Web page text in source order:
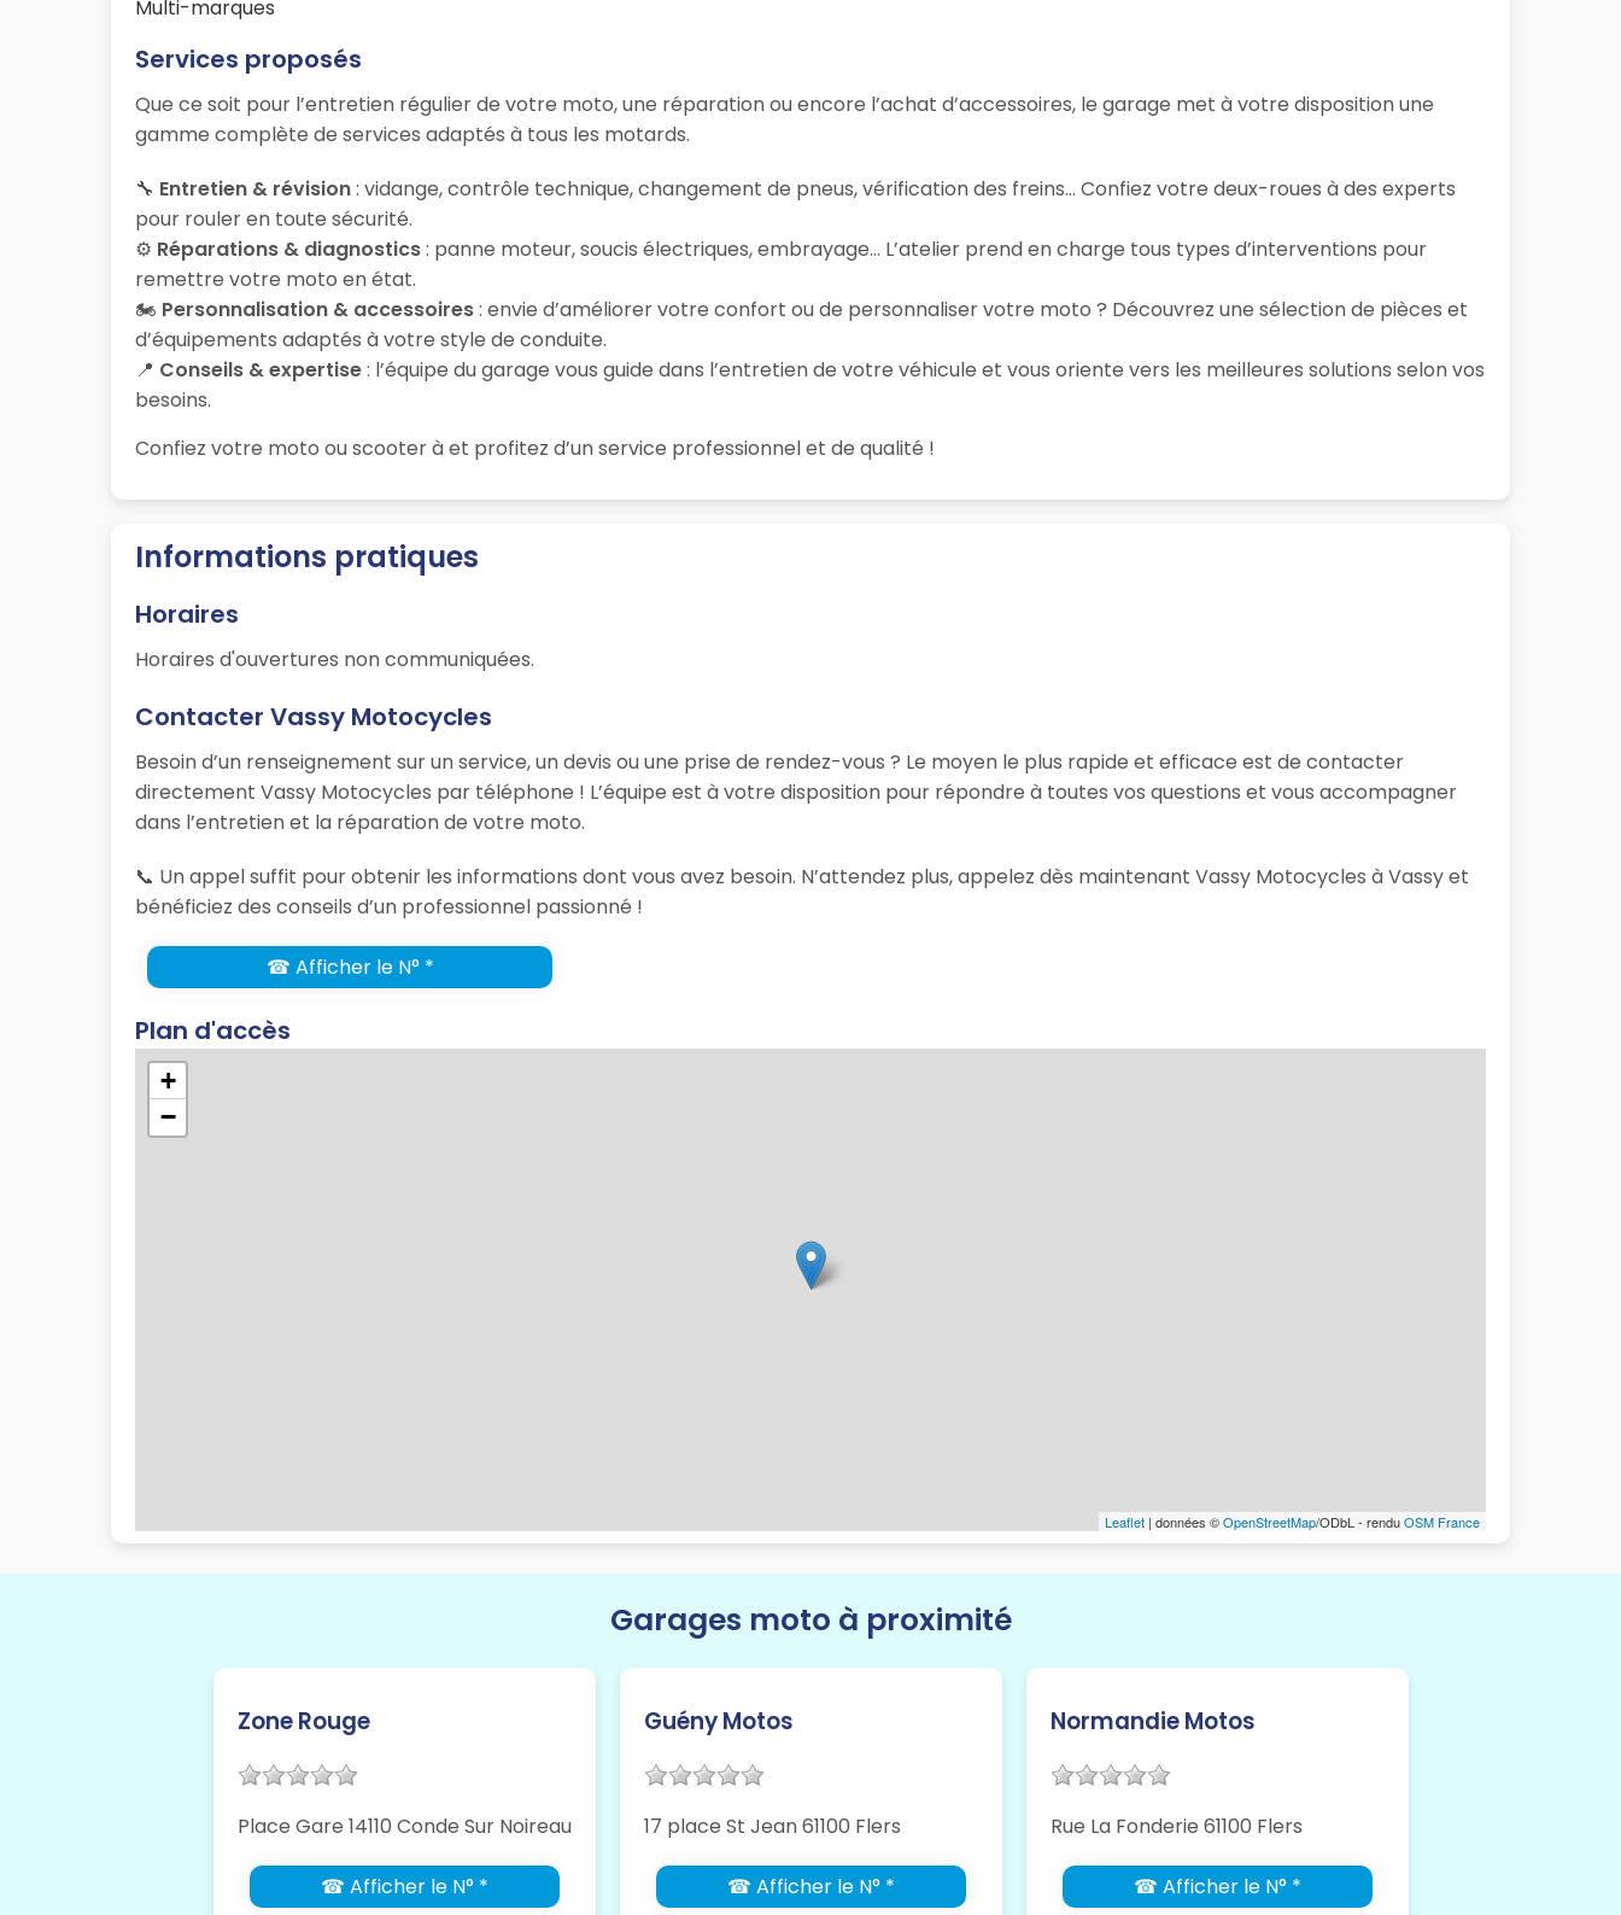
Multi-marques
Services proposés
Que ce soit pour l’entretien régulier de votre moto, une réparation ou encore l’achat d’accessoires, le garage met à votre disposition une
gamme complète de services adaptés à tous les motards.
🔧 Entretien & révision: vidange, contrôle technique, changement de pneus, vérification des freins… Confiez votre deux-roues à des experts
pour rouler en toute sécurité.
⚙️ Réparations & diagnostics: panne moteur, soucis électriques, embrayage… L’atelier prend en charge tous types d’interventions pour
remettre votre moto en état.
🏍️ Personnalisation & accessoires: envie d’améliorer votre confort ou de personnaliser votre moto ? Découvrez une sélection de pièces et
d’équipements adaptés à votre style de conduite.
📍 Conseils & expertise: l’équipe du garage vous guide dans l’entretien de votre véhicule et vous oriente vers les meilleures solutions selon vos
besoins.
Confiez votre moto ou scooter àet profitez d’un service professionnel et de qualité !
Informations pratiques
Horaires
Horaires d'ouvertures non communiquées.
Contacter Vassy Motocycles
Besoin d’un renseignement sur un service, un devis ou une prise de rendez-vous ? Le moyen le plus rapide et efficace est de contacter
directement Vassy Motocycles par téléphone ! L’équipe est à votre disposition pour répondre à toutes vos questions et vous accompagner
dans l’entretien et la réparation de votre moto.
📞 Un appel suffit pour obtenir les informations dont vous avez besoin. N’attendez plus, appelez dès maintenant Vassy Motocycles à Vassy et
bénéficiez des conseils d’un professionnel passionné !
☎ Afficher le N° *
Plan d'accès
+
−
Leaflet | données ©OpenStreetMap/ODbL - renduOSM France
Garages moto à proximité
Zone Rouge
Place Gare 14110 Conde Sur Noireau
☎ Afficher le N° *
Guény Motos
17 place St Jean 61100 Flers
☎ Afficher le N° *
Normandie Motos
Rue La Fonderie 61100 Flers
☎ Afficher le N° *